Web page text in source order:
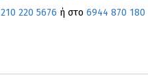
210 220 5676 ή στο 6944 870 180